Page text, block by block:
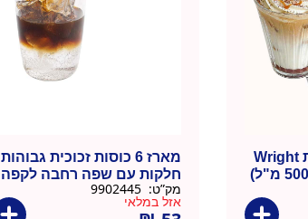
מארז 6 כוסות זכוכית Wright
מארז 6 כוסות זכוכית גבוהות
חלקות עם שפה רחבה לקפה
קר (465 מ"ל)
מק”ט:
אזל במלאי